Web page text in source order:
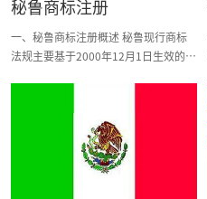
自申请日（受理材料之日即为申请日）
在注册期限的【最后一年内】提出。
如果在注册期限结束时尚未提出续订请
求，则注册人可在支付额外费用后的六
秘鲁商标注册
一、秘鲁商标注册概述 秘鲁现行商标
法规主要基于2000年12月1日生效的
“秘鲁工业产权局”负责管理商标事
务，官方语言为西班牙语。商标专用权
需要通过注册取得。商标注册不是强制
性的，但为了保护商标或进行续展，就